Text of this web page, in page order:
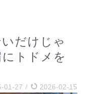
いだけじゃ
トドメを
01-27 / 2026-02-15